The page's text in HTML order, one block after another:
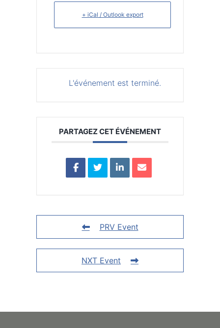
+ iCal / Outlook export
L'événement est terminé.
PARTAGEZ CET ÉVÉNEMENT
PRV Event
NXT Event